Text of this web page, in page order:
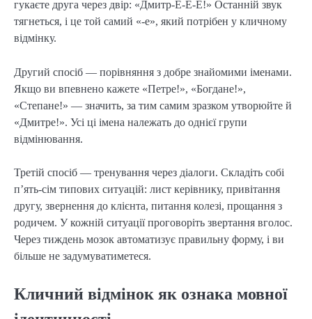
гукаєте друга через двір: «Дмитр-Е-Е-Е!» Останній звук
тягнеться, і це той самий «-е», який потрібен у кличному
відмінку.
Другий спосіб — порівняння з добре знайомими іменами.
Якщо ви впевнено кажете «Петре!», «Богдане!»,
«Степане!» — значить, за тим самим зразком утворюйте й
«Дмитре!». Усі ці імена належать до однієї групи
відмінювання.
Третій спосіб — тренування через діалоги. Складіть собі
п’ять-сім типових ситуацій: лист керівнику, привітання
другу, звернення до клієнта, питання колезі, прощання з
родичем. У кожній ситуації проговоріть звертання вголос.
Через тиждень мозок автоматизує правильну форму, і ви
більше не задумуватиметеся.
Кличний відмінок як ознака мовної